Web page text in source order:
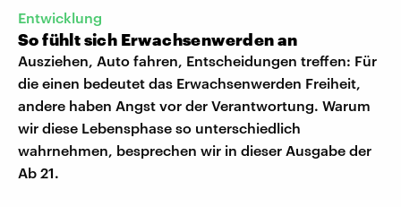
Entwicklung
So fühlt sich Erwachsenwerden an
Ausziehen, Auto fahren, Entscheidungen treffen: Für
die einen bedeutet das Erwachsenwerden Freiheit,
andere haben Angst vor der Verantwortung. Warum
wir diese Lebensphase so unterschiedlich
wahrnehmen, besprechen wir in dieser Ausgabe der
Ab 21.